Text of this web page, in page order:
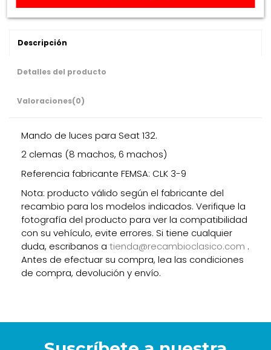
Descripción
Detalles del producto
Valoraciones(0)
Mando de luces para Seat 132.
2 clemas (8 machos, 6 machos)
Referencia fabricante FEMSA: CLK 3-9
Nota: producto válido según el fabricante del
recambio para los modelos indicados. Verifique la
fotografía del producto para ver la compatibilidad
con su vehículo, evite errores. Si tiene cualquier
duda, escribanos a tienda@recambioclasico.com .
Antes de efectuar su compra, lea las condiciones
de compra, devolución y envío.